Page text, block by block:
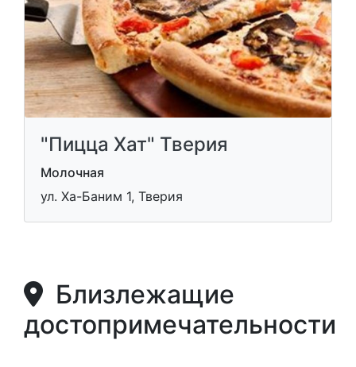
"Пицца Хат" Тверия
Молочная
ул. Ха-Баним 1, Тверия
Близлежащие
достопримечательности